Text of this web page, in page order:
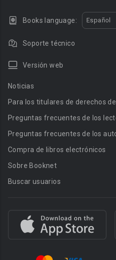
Books language: Español
Soporte técnico
Versión web
Noticias
Para los titulares de derechos
Preguntas frecuentes de los
Preguntas frecuentes de los
Compra de libros electrónicos
Sobre Booknet
Buscar usuarios